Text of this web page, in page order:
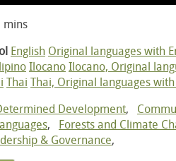
mins
English Original languages with
IlocanoIlocano, Original
Thai Thai, Original languages
Development,
, Forests and Climate
& Governance,